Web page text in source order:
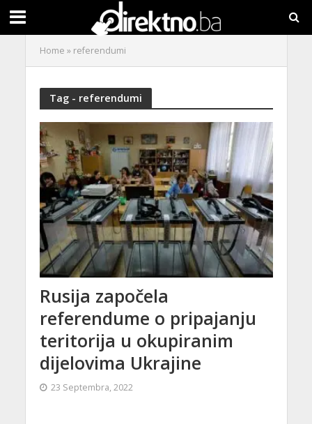
Home » referendumi
Tag - referendumi
Rusija započela
referendume o pripajanju
teritorija u okupiranim
dijelovima Ukrajine
23 Septembra, 2022